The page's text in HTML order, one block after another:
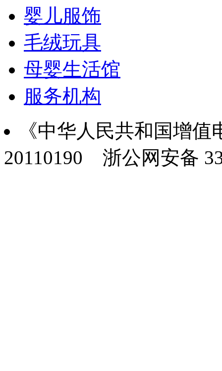
婴儿服饰
毛绒玩具
母婴生活馆
服务机构
《中华人民共和国增
20110190 浙公网安备